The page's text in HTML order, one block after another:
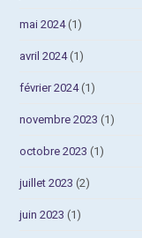
mai 2024(1)
avril 2024(1)
février 2024(1)
novembre 2023 (1)
octobre 2023 (1)
juillet 2023 (2)
juin 2023 (1)